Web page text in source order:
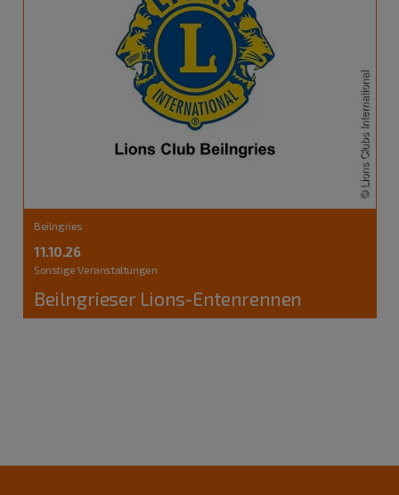
Beilngries
11.10.26
Sonstige Veranstaltungen
Beilngrieser Lions-Entenrennen